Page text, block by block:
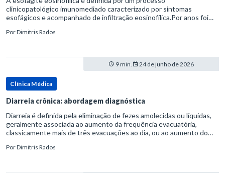
clinicopatológico imunomediado caracterizado por sintomas
esofágicos e acompanhado de infiltração eosinofílica.Por anos foi
refluxo gastr
PorDimitris Rados
9 min. 24 de junho de 2026
Clínica Médica
Diarreia crônica: abordagem diagnóstica
Diarreia é definida pela eliminação de fezes amolecidas ou líquidas,
geralmente associada ao aumento da frequência evacuatória,
classicamente mais de três evacuações ao dia, ou ao aumento do
PorDimitris Rados